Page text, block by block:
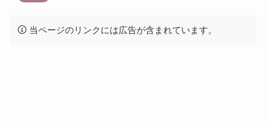
当ページのリンクには広告が含まれています。